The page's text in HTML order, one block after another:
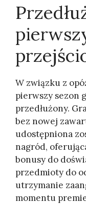
W związku z
pierwszy sezon
przedłużony.
bez nowej
udostępniona
nagród,
bonusy do
przedmioty do
utrzymanie
momentu